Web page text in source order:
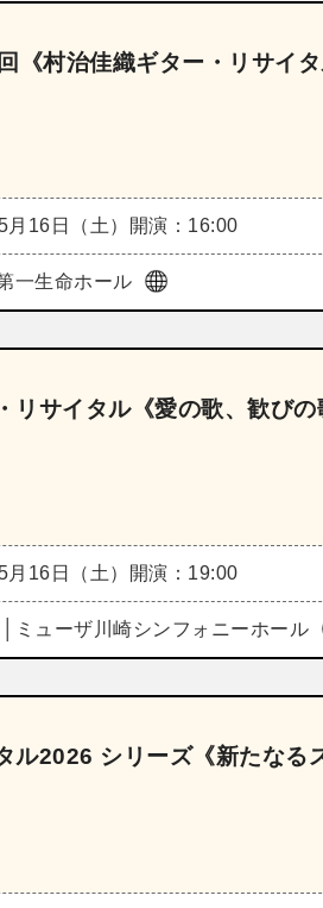
《村治佳織ギター・リサイ
16日（土） 開演：16:00
一生命ホール
リサイタル《愛の歌、歓び
16日（土） 開演：19:00
ミューザ川崎シンフォニーホール
ル2026 シリーズ《新たなる